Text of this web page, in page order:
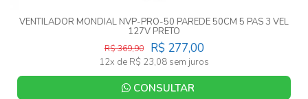
VENTILADOR MONDIAL NVP-PRO-50 PAREDE 50CM 5 PAS 3 VEL
127V PRETO
R$ 277,00
R$ 369,90
12x de R$ 23,08 sem juros
CONSULTAR